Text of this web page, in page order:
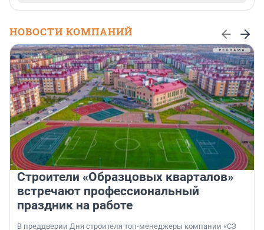
НОВОСТИ КОМПАНИЙ
Строители «Образцовых кварталов»
встречают профессиональный
праздник на работе
В преддверии Дня строителя топ-менеджеры компании «СЗ